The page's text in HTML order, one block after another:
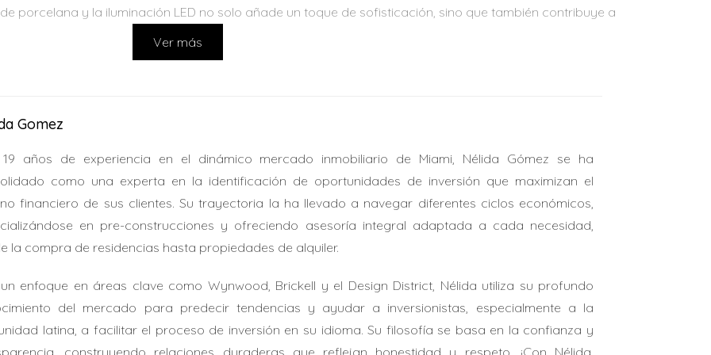
porcelana y la iluminación LED no solo añade un toque de sofisticación, sino que también contribuye a
centro de la ciudad. Además, el Aeropuerto Internacional de Fort Lauderdale está a poca
como por trabajo. La comunidad es conocida por su ambiente acogedor y amigable, ideal para
y más libertad para personalizar tu hogar como desees.
Perfecto para familias grandes o aquellos que disfrutan recibir visitas.
un 2% para ayudar con el costo del cierre o la compra de tasa, lo que hace que esta oportunidad sea
Ver más
Gomez
años de experiencia en el dinámico mercado inmobiliario de Miami, Nélida Gómez se ha
como una experta en la identificación de oportunidades de inversión que maximizan el
financiero de sus clientes. Su trayectoria la ha llevado a navegar diferentes ciclos económicos,
en pre-construcciones y ofreciendo asesoría integral adaptada a cada necesidad,
la compra de residencias hasta propiedades de alquiler.
enfoque en áreas clave como Wynwood, Brickell y el Design District, Nélida utiliza su profundo
del mercado para predecir tendencias y ayudar a inversionistas, especialmente a la
latina, a facilitar el proceso de inversión en su idioma. Su filosofía se basa en la confianza y
construyendo relaciones duraderas que reflejan honestidad y respeto. ¡Con Nélida,